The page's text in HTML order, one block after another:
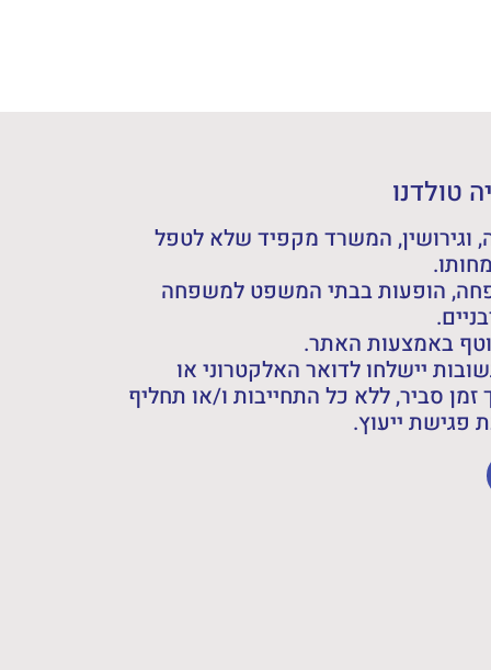
טולדנו
וגירושין, המשרד מקפיד שלא לטפל
הופעות בבתי המשפט למשפחה
באמצעות האתר.
יישלחו לדואר האלקטרוני או
זמן סביר, ללא כל התחייבות ו/או תחליף
ייעוץ.